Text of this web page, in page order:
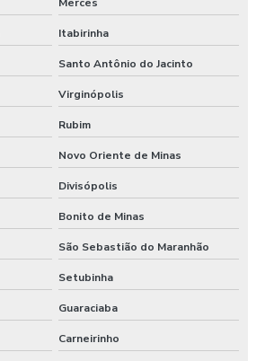
Itabirinha
Santo Antônio do Jacinto
Virginópolis
Rubim
Novo Oriente de Minas
Divisópolis
Bonito de Minas
São Sebastião do Maranhão
Setubinha
Guaraciaba
Carneirinho